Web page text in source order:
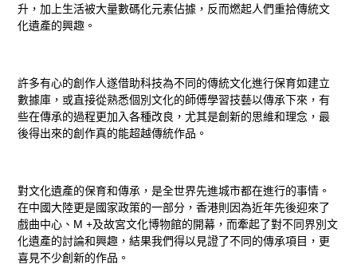
升，加上生活被大量數碼化元素佔據，反而燃起人們重拾傳統文
化遺產的興趣。
許多有心的創作人遂借助科技為不同的傳統文化進行保育如建立
數據庫，或直接從熟悉個別文化的師傅學習技藝以傳承下來，有
些在傳承的過程更加入各種改良，尤其是創新的思維和理念，最
後得出來的創作真的能超越傳統作品。
對文化遺產的保育和傳承，是全世界先進城市都在進行的事情。
在中國大陸更是國家政策的一部分，香港則因為近年先後迎來了
戲曲中心、M +及故宮文化博物館的開幕，而牽起了對不同界別文
化遺產的討論和興趣，結果我們得以見證了不同的傳承項目，更
喜見不少創新的作品。